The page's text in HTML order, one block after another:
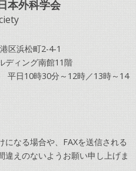
本外科学会
区浜松町2-4-1
ディング南館11階
平日10時30分～12時／13時～14
なる場合や、FAXを送信される
違えのないようお願い申し上げま